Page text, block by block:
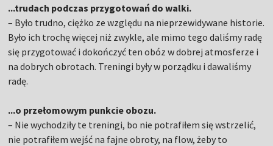
...trudach podczas przygotowań do walki.
– Było trudno, ciężko ze względu na nieprzewidywane historie.
Było ich trochę więcej niż zwykle, ale mimo tego daliśmy radę
się przygotować i dokończyć ten obóz w dobrej atmosferze i
na dobrych obrotach. Treningi były w porządku i dawaliśmy
radę.
...o przełomowym punkcie obozu.
– Nie wychodziły te treningi, bo nie potrafiłem się wstrzelić,
nie potrafiłem wejść na fajne obroty, na flow, żeby to